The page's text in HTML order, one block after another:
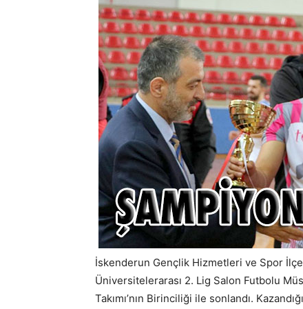
İskenderun Gençlik Hizmetleri ve Spor
Üniversitelerarası 2. Lig Salon Futbolu
Takımı’nın Birinciliği ile sonlandı.